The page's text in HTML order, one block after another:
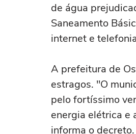
de água
Saneamento
internet e
A prefeitura de
estragos. "O
pelo fortíssimo
energia elétrica e
informa o decreto.